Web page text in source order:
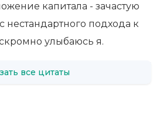
капитала - зачастую
нестандартного подхода к
улыбаюсь я.
все цитаты